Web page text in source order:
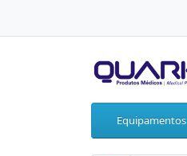
Equipamentos